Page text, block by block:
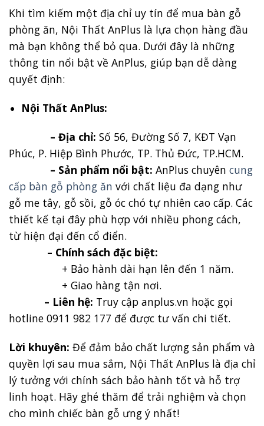
Khi tìm kiếm một địa chỉ uy tín để mua bàn gỗ
phòng ăn, Nội Thất AnPlus là lựa chọn hàng đầu
mà bạn không thể bỏ qua. Dưới đây là những
thông tin nổi bật về AnPlus, giúp bạn dễ dàng
quyết định:
Nội Thất AnPlus:
– Địa chỉ: Số 56, Đường Số 7, KĐT Vạn
Phúc, P. Hiệp Bình Phước, TP. Thủ Đức, TP.HCM.
– Sản phẩm nổi bật: AnPlus chuyên cung
cấp bàn gỗ phòng ăn với chất liệu đa dạng như
gỗ me tây, gỗ sồi, gỗ óc chó tự nhiên cao cấp. Các
thiết kế tại đây phù hợp với nhiều phong cách,
từ hiện đại đến cổ điển.
– Chính sách đặc biệt:
+ Bảo hành dài hạn lên đến 1 năm.
+ Giao hàng tận nơi.
– Liên hệ: Truy cập anplus.vn hoặc gọi
hotline 0911 982 177 để được tư vấn chi tiết.
Lời khuyên: Để đảm bảo chất lượng sản phẩm và
quyền lợi sau mua sắm, Nội Thất AnPlus là địa chỉ
lý tưởng với chính sách bảo hành tốt và hỗ trợ
linh hoạt. Hãy ghé thăm để trải nghiệm và chọn
cho mình chiếc bàn gỗ ưng ý nhất!